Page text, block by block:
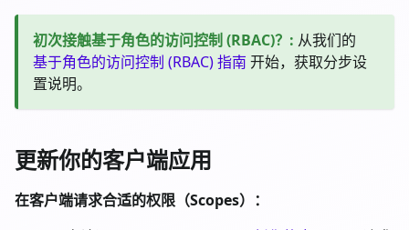
初次接触基于角色的访问控制 (RBAC)？ : 从我们的
基于角色的访问控制 (RBAC) 指南 开始，获取分步设
置说明。
更新你的客户端应用
在客户端请求合适的权限（Scopes）：